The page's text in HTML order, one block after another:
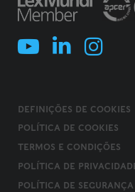
DEFINIÇÕES DE COOKIES
POLÍTICA DE COOKIES
TERMOS E CONDIÇÕES
POLÍTICA DE
POLÍTICA DE